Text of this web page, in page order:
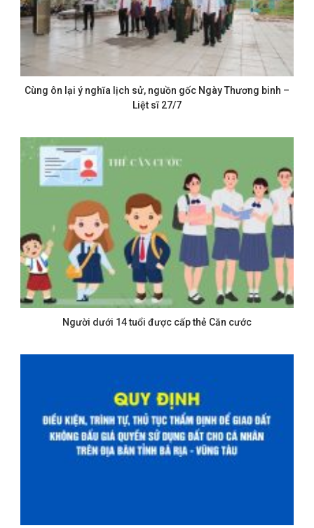
Cùng ôn lại ý nghĩa lịch sử, nguồn gốc Ngày Thương binh –
Liệt sĩ 27/7
Người dưới 14 tuổi được cấp thẻ Căn cước